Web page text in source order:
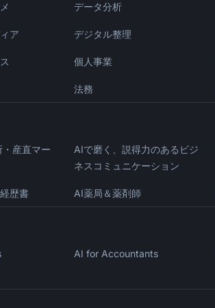
データ分析
ア デジタル整理
個人事業
法務
産直マー
AIで磨く、説得力のあるビジ
ネスコミュニケーション
歴書 AI薬局＆薬剤師
AI for Accountants